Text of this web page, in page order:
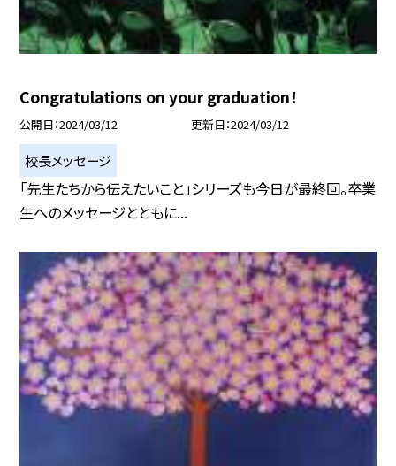
Congratulations on your graduation！
公開日 2024/03/12 更新日 2024/03/12
校長メッセージ
「先生たちから伝えたいこと」シリーズも今日が最終回。卒業
生へのメッセージとともに...